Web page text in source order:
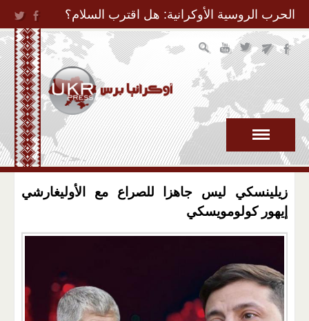
Jump to Navigation
الحرب الروسية الأوكرانية: هل اقترب السلام؟
زيلينسكي ليس جاهزا للصراع مع الأوليغارشي
إيهور كولومويسكي